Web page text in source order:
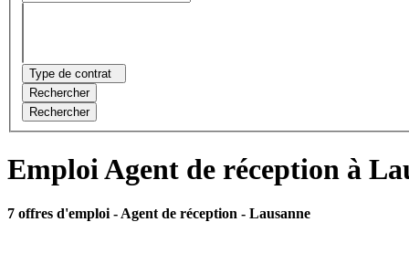
Type de contrat
Rechercher
Rechercher
Emploi Agent de réception à
7 offres d'emploi - Agent de réception - Lausanne